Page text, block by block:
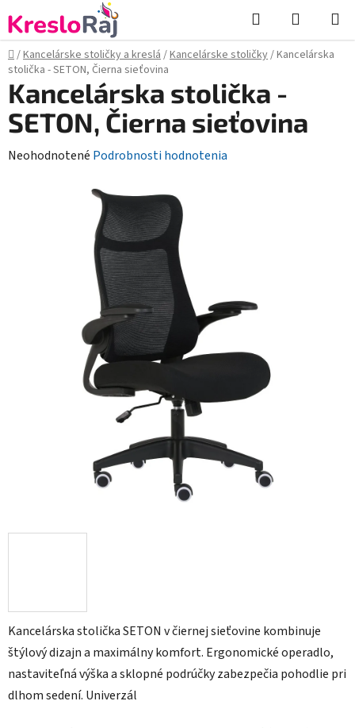
na
obsah
Hľadať
KOŠÍK
Domov
/Kancelárske stoličky a kreslá/Kancelárske stoličky/Kancelárska
stolička - SETON, Čierna sieťovina
Kancelárska stolička SETON v čiernej sieťovine kombinuje
štýlový dizajn a maximálny komfort. Ergonomické operadlo,
nastaviteľná výška a sklopné podrúčky zabezpečia pohodlie pri
dlhom sedení. Univerzál
Kancelárska stolička -
SETON, Čierna sieťovina
Priemerné
Neohodnotené Podrobnosti hodnotenia